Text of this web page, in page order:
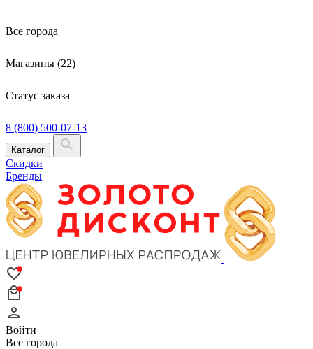
Все города
Магазины (22)
Статус заказа
8 (800) 500-07-13
Каталог
Скидки
Бренды
Войти
Все города